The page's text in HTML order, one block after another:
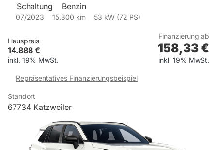
Schaltung
Benzin
07/2023 15.800 km 53 kW (72 PS)
Hauspreis
14.888 €
inkl. 19% MwSt.
Finanzierung ab
158,33 €
inkl. 19% MwSt.
Repräsentatives Finanzierungsbeispiel
Standort
67734 Katzweiler